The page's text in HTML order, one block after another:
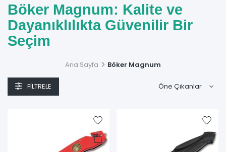
Böker Magnum: Kalite ve
Dayanıklılıkta Güvenilir Bir
Seçim
marka olarak, üstün kalitede bıçaklar ve kesici aletler üretir.
1869 yılından bu yana, Almanya merkezli bu marka hem
profesyoneller hem de bıçak koleksiyoncuları için mükemmel
duyabileceğiniz her türlü bıçağı ve çok amaçlı aleti içerir.
Üstün Kalite ve Dayanıklılık
Ana Sayfa Böker Magnum
FILTRELE